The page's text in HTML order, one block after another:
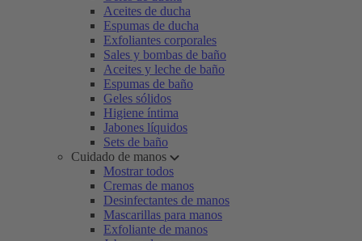
Aceites de ducha
Espumas de ducha
Exfoliantes corporales
Sales y bombas de baño
Aceites y leche de baño
Espumas de baño
Geles sólidos
Higiene íntima
Jabones líquidos
Sets de baño
Cuidado de manos
Mostrar todos
Cremas de manos
Desinfectantes de manos
Mascarillas para manos
Exfoliante de manos